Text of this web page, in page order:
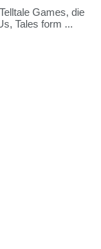
Games, die
Tales form ...